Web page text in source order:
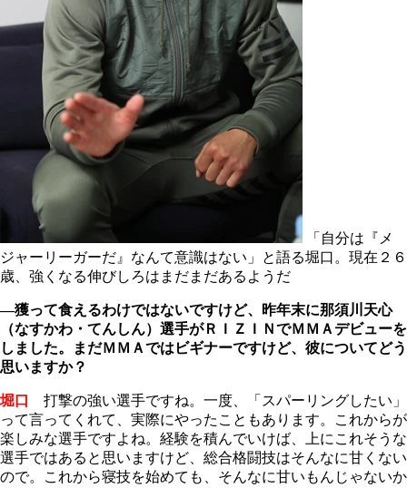
「自分は『メ
ジャーリーガーだ』なんて意識はない」と語る堀口。現在２６
歳、強くなる伸びしろはまだまだあるようだ
―獲って食えるわけではないですけど、昨年末に那須川天心
（なすかわ・てんしん）選手がＲＩＺＩＮでＭＭＡデビューを
しました。まだＭＭＡではビギナーですけど、彼についてどう
思いますか？
堀口
打撃の強い選手ですね。一度、「スパーリングしたい」
って言ってくれて、実際にやったこともあります。これからが
楽しみな選手ですよね。経験を積んでいけば、上にこれそうな
選手ではあると思いますけど、総合格闘技はそんなに甘くない
ので。これから寝技を始めても、そんなに甘いもんじゃないか